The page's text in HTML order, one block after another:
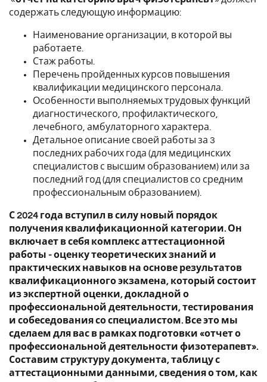
содержать следующую информацию:
Наименование организации, в которой вы
работаете.
Стаж работы.
Перечень пройденных курсов повышения
квалификации медицинского персонала.
Особенности выполняемых трудовых функций
диагностического, профилактического,
лечебного, амбулаторного характера.
Детальное описание своей работы за 3
последних рабочих года (для медицинских
специалистов с высшим образованием) или за
последний год (для специалистов со средним
профессиональным образованием).
С 2024 года вступил в силу новый порядок
получения квалификационной категории. Он
включает в себя комплекс аттестационной
работы - оценку теоретических знаний и
практических навыков на основе результатов
квалификационного экзамена, который состоит
из экспертной оценки, докладной о
профессиональной деятельности, тестирования
и собеседования со специалистом. Все это мы
сделаем для вас в рамках подготовки «отчет о
профессиональной деятельности физотерапевт».
Составим структуру документа, таблицу с
аттестационными данными, сведения о том, как